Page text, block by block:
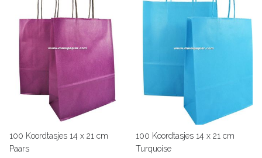
100 Koordtasjes 14 x 21 cm
Paars
100 Koordtasjes 14 x 21 cm
Turquoise